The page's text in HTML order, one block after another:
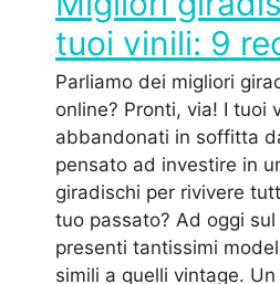
tuoi vinili: 9
Parliamo dei migliori
online? Pronti, via! I tuoi
abbandonati in soffitta
pensato ad investire in
giradischi per rivivere
tuo passato? Ad oggi
presenti tantissimi
simili a quelli vintage.